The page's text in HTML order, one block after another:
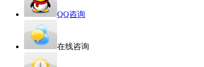
QQ咨询
在线咨询